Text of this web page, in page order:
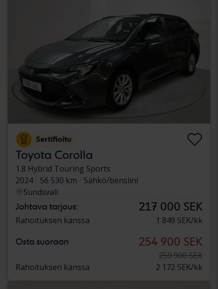
Sertifioitu
Toyota Corolla
1.8 Hybrid Touring Sports
2024
56 530 km
Sähkö/bensiini
Sundsvall
Johtava tarjous: 217 000 SEK
Rahoituksen kanssa 1 849 SEK/kk
Osta suoraan 254 900 SEK
259 900 SEK
Rahoituksen kanssa
2 172 SEK/kk